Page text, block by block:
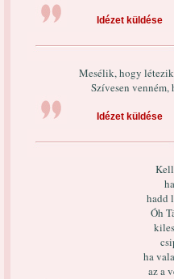
Idézet küldése
Mesélik, hogy
Szívesen venném,
Idézet küldése
hadd
Óh
ha
az a